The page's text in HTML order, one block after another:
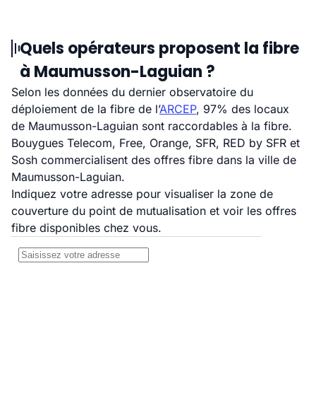
Quels opérateurs proposent la fibre
à Maumusson-Laguian ?
Selon les données du dernier observatoire du
déploiement de la fibre de l’ARCEP, 97% des locaux
de Maumusson-Laguian sont raccordables à la fibre.
Bouygues Telecom, Free, Orange, SFR, RED by SFR et
Sosh commercialisent des offres fibre dans la ville de
Maumusson-Laguian.
Indiquez votre adresse pour visualiser la zone de
couverture du point de mutualisation et voir les offres
fibre disponibles chez vous.